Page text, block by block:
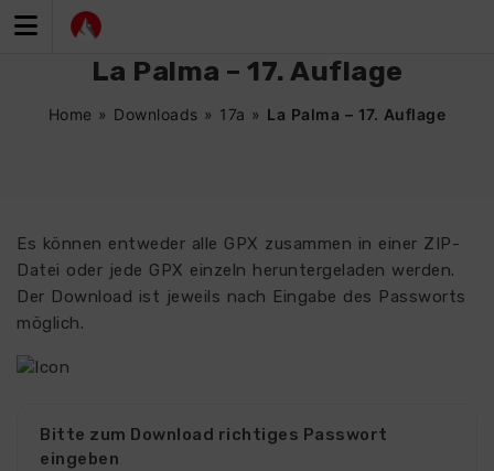
Inhalt
La Palma – 17. Auflage
Home » Downloads » 17a » La Palma – 17. Auflage
Es können entweder alle GPX zusammen in einer ZIP-
Datei oder jede GPX einzeln heruntergeladen werden.
Der Download ist jeweils nach Eingabe des Passworts
möglich.
Bitte zum Download richtiges Passwort
eingeben